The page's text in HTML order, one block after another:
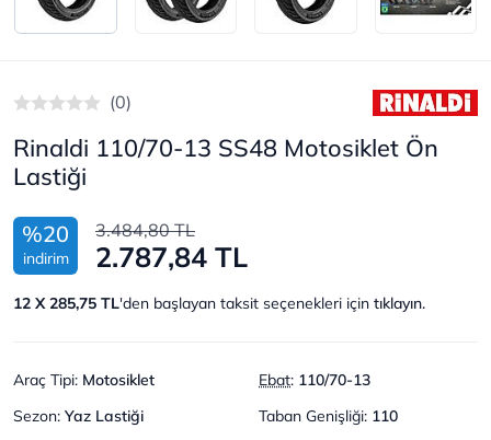
(0)
Rinaldi 110/70-13 SS48 Motosiklet Ön
Lastiği
%20
indirim
3.484,80 TL
2.787,84 TL
12 X 285,75 TL'den başlayan taksit seçenekleri için tıklayın.
Araç Tipi: Motosiklet Ebat: 110/70-13
Sezon: Yaz Lastiği Taban Genişliği: 110